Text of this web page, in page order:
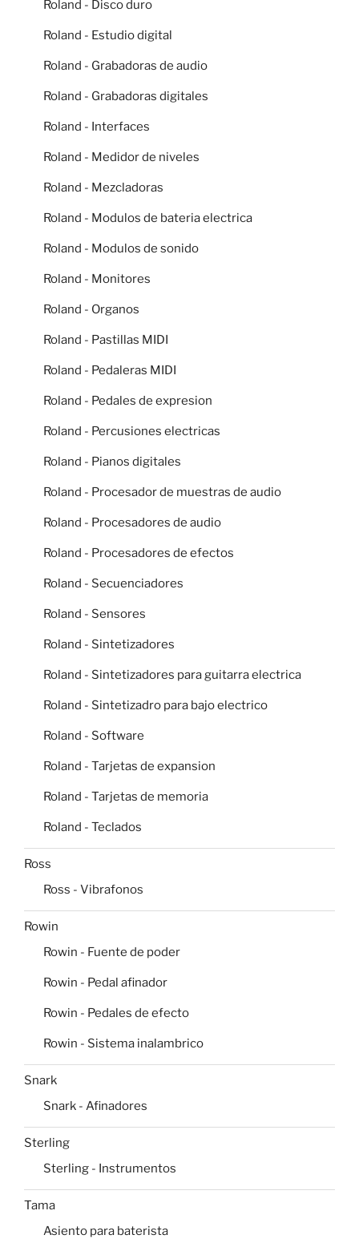
Roland - Disco duro
Roland - Estudio digital
Roland - Grabadoras de audio
Roland - Grabadoras digitales
Roland - Interfaces
Roland - Medidor de niveles
Roland - Mezcladoras
Roland - Modulos de bateria electrica
Roland - Modulos de sonido
Roland - Monitores
Roland - Organos
Roland - Pastillas MIDI
Roland - Pedaleras MIDI
Roland - Pedales de expresion
Roland - Percusiones electricas
Roland - Pianos digitales
Roland - Procesador de muestras de audio
Roland - Procesadores de audio
Roland - Procesadores de efectos
Roland - Secuenciadores
Roland - Sensores
Roland - Sintetizadores
Roland - Sintetizadores para guitarra electrica
Roland - Sintetizadro para bajo electrico
Roland - Software
Roland - Tarjetas de expansion
Roland - Tarjetas de memoria
Roland - Teclados
Ross
Ross - Vibrafonos
Rowin
Rowin - Fuente de poder
Rowin - Pedal afinador
Rowin - Pedales de efecto
Rowin - Sistema inalambrico
Snark
Snark - Afinadores
Sterling
Sterling - Instrumentos
Tama
Asiento para baterista